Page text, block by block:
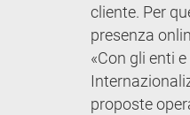
cliente. Per
presenza
«Con gli enti
proposte